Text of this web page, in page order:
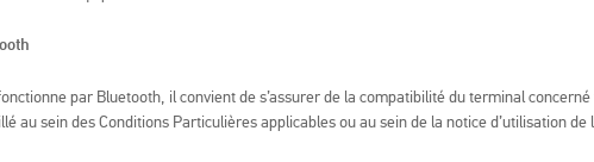
par Bluetooth, il convient de s’assurer de la compatibilité du terminal
au sein des Conditions Particulières applicables ou au sein de la notice d’utilisation de